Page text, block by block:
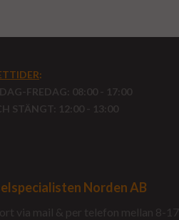
:
FREDAG: 08:00 - 17:00
STÄNGT: 12:00 - 13:00
Norden AB
via mail & per telefon mellan 8-17.